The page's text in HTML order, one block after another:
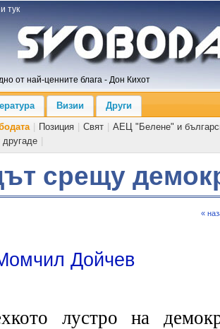
тук
от най-ценните блага - Дон Кихот
Визии
Други
Позиция Свят
АЕЦ "Белене" и
срещу
«
Дойчев
лустро на